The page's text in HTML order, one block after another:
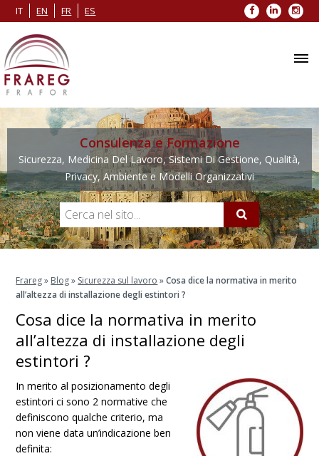
IT EN FR ES Facebook
LinkedIn
Consulenza e Formazione
Sicurezza, Medicina Del Lavoro, Sistemi Di Gestione, Qualità,
Privacy, Ambiente e Modelli Organizzativi
Frareg» Blog» Sicurezza sul lavoro »Cosa dice la normativa in merito
all’altezza di installazione degli estintori ?
Cosa dice la normativa in merito
all’altezza di installazione degli
estintori ?
In merito al posizionamento degli
estintori ci sono 2 normative che
definiscono qualche criterio, ma
non viene data un’indicazione ben
definita: